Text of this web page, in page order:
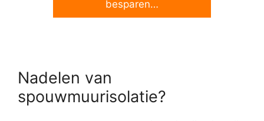
besparen…
Nadelen van
spouwmuurisolatie?